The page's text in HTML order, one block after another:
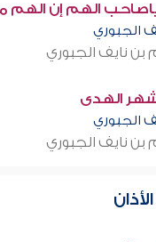
الهم إن الهم
الجبوري
بن نايف الجبوري
الهدى
الجبوري
بن نايف الجبوري